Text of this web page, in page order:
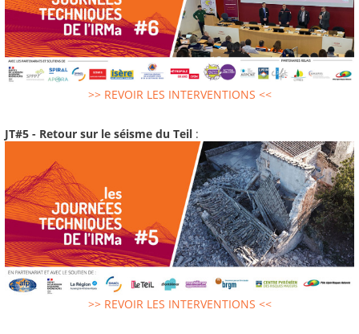
>> REVOIR LES INTERVENTIONS <<
JT#5 - Retour sur le séisme du Teil :
>> REVOIR LES INTERVENTIONS <<